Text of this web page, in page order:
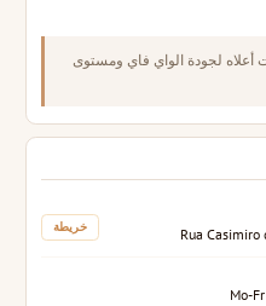
لجودة الواي فاي ومستوى
خريطة
Mo-